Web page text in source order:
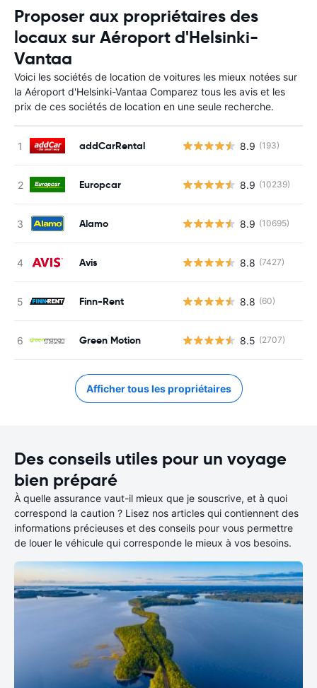
Proposer aux propriétaires des
locaux sur Aéroport d'Helsinki-
Vantaa
Voici les sociétés de location de voitures les mieux notées sur
la Aéroport d'Helsinki-Vantaa Comparez tous les avis et les
prix de ces sociétés de location en une seule recherche.
addCarRental 8.9 (193)
Europcar 8.9 (10239)
Alamo 8.9 (10695)
Avis 8.8 (7427)
Finn-Rent 8.8 (60)
Green Motion 8.5 (2707)
Afficher tous les propriétaires
Des conseils utiles pour un voyage
bien préparé
À quelle assurance vaut-il mieux que je souscrive, et à quoi
correspond la caution ? Lisez nos articles qui contiennent des
informations précieuses et des conseils pour vous permettre
de louer le véhicule qui corresponde le mieux à vos besoins.